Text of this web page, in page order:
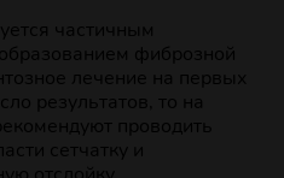
частичным
фиброзной
лечение на первых
результатов, то на
проводить
сетчатку и